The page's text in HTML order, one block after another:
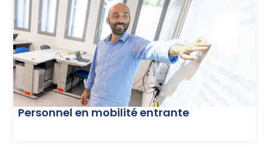
Personnel en mobilité entrante